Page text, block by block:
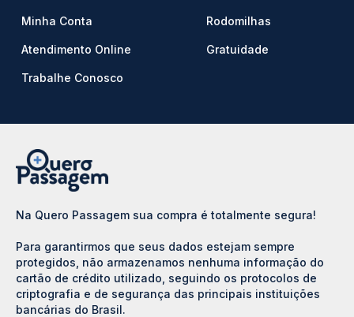
Minha Conta
Atendimento Online
Trabalhe Conosco
Rodomilhas
Gratuidade
Na Quero Passagem sua compra é totalmente segura!
Para garantirmos que seus dados estejam sempre
protegidos, não armazenamos nenhuma informação do
cartão de crédito utilizado, seguindo os protocolos de
criptografia e de segurança das principais instituições
bancárias do Brasil.